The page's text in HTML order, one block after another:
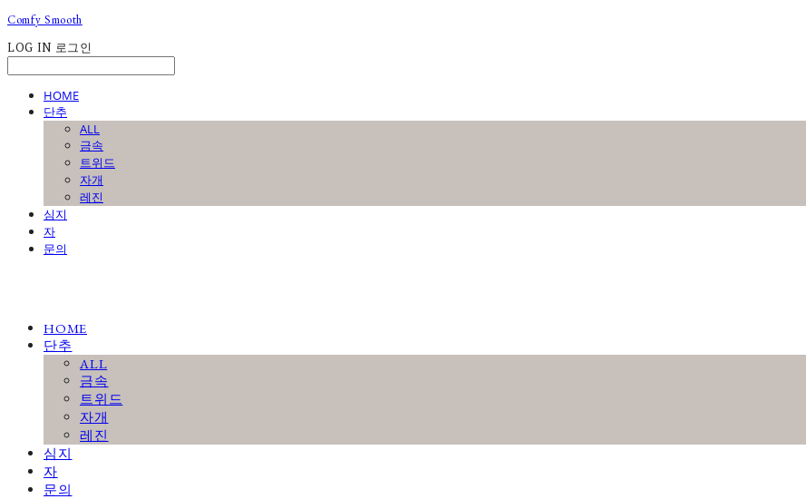
Comfy Smooth
LOG IN 로그인
HOME
단추
ALL
금속
트위드
자개
레진
심지
자
문의
HOME
단추
ALL
금속
트위드
자개
레진
심지
자
문의